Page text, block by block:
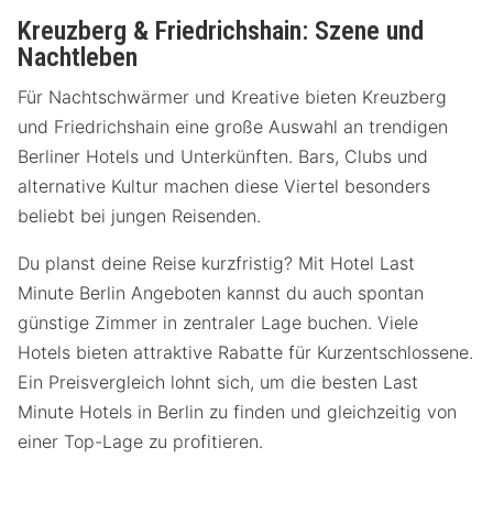
Kreuzberg & Friedrichshain: Szene und
Nachtleben
Für Nachtschwärmer und Kreative bieten Kreuzberg
und Friedrichshain eine große Auswahl an trendigen
Berliner Hotels und Unterkünften. Bars, Clubs und
alternative Kultur machen diese Viertel besonders
beliebt bei jungen Reisenden.
Du planst deine Reise kurzfristig? Mit Hotel Last
Minute Berlin Angeboten kannst du auch spontan
günstige Zimmer in zentraler Lage buchen. Viele
Hotels bieten attraktive Rabatte für Kurzentschlossene.
Ein Preisvergleich lohnt sich, um die besten Last
Minute Hotels in Berlin zu finden und gleichzeitig von
einer Top-Lage zu profitieren.